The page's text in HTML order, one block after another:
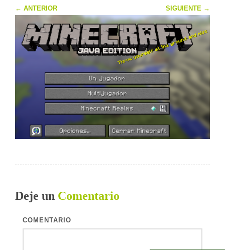
← ANTERIOR
SIGUIENTE →
Deje un Comentario
COMENTARIO